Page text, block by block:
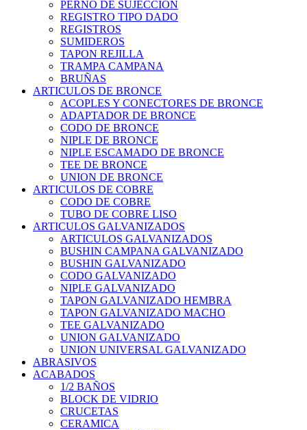
PERNO DE SUJECCION
REGISTRO TIPO DADO
REGISTROS
SUMIDEROS
TAPON REJILLA
TRAMPA CAMPANA
BRUÑAS
ARTICULOS DE BRONCE
ACOPLES Y CONECTORES DE BRONCE
ADAPTADOR DE BRONCE
CODO DE BRONCE
NIPLE DE BRONCE
NIPLE ESCAMADO DE BRONCE
TEE DE BRONCE
UNION DE BRONCE
ARTICULOS DE COBRE
CODO DE COBRE
TUBO DE COBRE LISO
ARTICULOS GALVANIZADOS
ARTICULOS GALVANIZADOS
BUSHIN CAMPANA GALVANIZADO
BUSHIN GALVANIZADO
CODO GALVANIZADO
NIPLE GALVANIZADO
TAPON GALVANIZADO HEMBRA
TAPON GALVANIZADO MACHO
TEE GALVANIZADO
UNION GALVANIZADO
UNION UNIVERSAL GALVANIZADO
ABRASIVOS
ACABADOS
1/2 BAÑOS
BLOCK DE VIDRIO
CRUCETAS
CERAMICA